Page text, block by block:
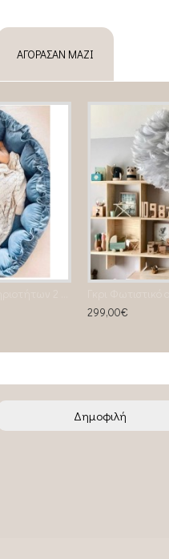
ΑΓΌΡΑΣΑΝ ΜΑΖΊ
299,00€
Δημοφιλή